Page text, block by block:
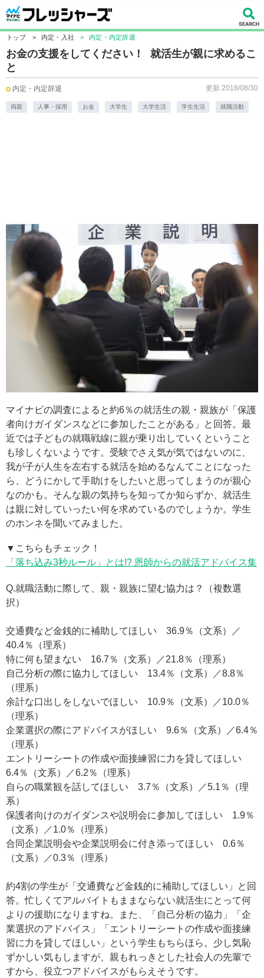
トップ > 内定・入社 > 内定・内定辞退
お金の支援をしてください！ 就活生が親に求めるこ
と
内定・内定辞退 更新:2018/08/30
両親 人事・採用 お金 大学生 大学生活 学生生活 就職活動
マイナビの調査によると約6％の就活生の親・親族が「保護
者向けガイダンスなどに参加したことがある」と回答。最
近では子どもの就職戦線に親が乗り出していくということ
も珍しくないようです。受験でさえ気が気ではないのに、
我が子が人生を左右する就活を始めるなんてことになった
ら、どうにかして手助けをしたいと思ってしまうのが親心
なのかも。そんな親の気持ちを知ってか知らずか、就活生
は親に対していったい何を求めているのでしょうか。学生
のホンネを聞いてみました。
▼こちらもチェック！
「落ち込み3秒ルール」とは!? 恩師からの就活アドバイス集
Q.就職活動に際して、親・親族に望む協力は？（複数選
択）
交通費など金銭的に補助してほしい 36.9％（文系）／
40.4％（理系）
特に何も望まない 16.7％（文系）／21.8％（理系）
自己分析の際に協力してほしい 13.4％（文系）／8.8％
（理系）
余計な口出しをしないでほしい 10.9％（文系）／10.0％
（理系）
企業選択の際にアドバイスがほしい 9.6％（文系）／6.4％
（理系）
エントリーシートの作成や面接練習に力を貸してほしい
6.4％（文系）／6.2％（理系）
自らの職業観を話してほしい 3.7％（文系）／5.1％（理
系）
保護者向けのガイダンスや説明会に参加してほしい 1.9％
（文系）／1.0％（理系）
合同企業説明会や企業説明会に付き添ってほしい 0.6％
（文系）／0.3％（理系）
約4割の学生が「交通費など金銭的に補助してほしい」と回
答。忙しくてアルバイトもままならない就活生にとって何
よりの援助になりますね。また、「自己分析の協力」「企
業選択のアドバイス」「エントリーシートの作成や面接練
習に力を貸してほしい」という学生もちらほら。少し気恥
ずかしい気もしますが、親もれっきとした社会人の先輩で
すから、役立つアドバイスがもらえそうです。